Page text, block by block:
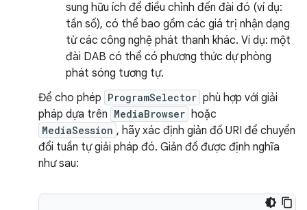
sung hữu ích để điều chỉnh đến đài đó (ví dụ:
tần số), có thể bao gồm các giá trị nhận dạng
từ các công nghệ phát thanh khác. Ví dụ: một
đài DAB có thể có phương thức dự phòng
phát sóng tương tự.
Để cho phép ProgramSelector phù hợp với giải
pháp dựa trên MediaBrowser hoặc
MediaSession , hãy xác định giản đồ URI để chuyển
đổi tuần tự giải pháp đó. Giản đồ được định nghĩa
như sau: